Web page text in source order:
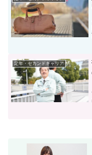
定年・セカンドキャリア